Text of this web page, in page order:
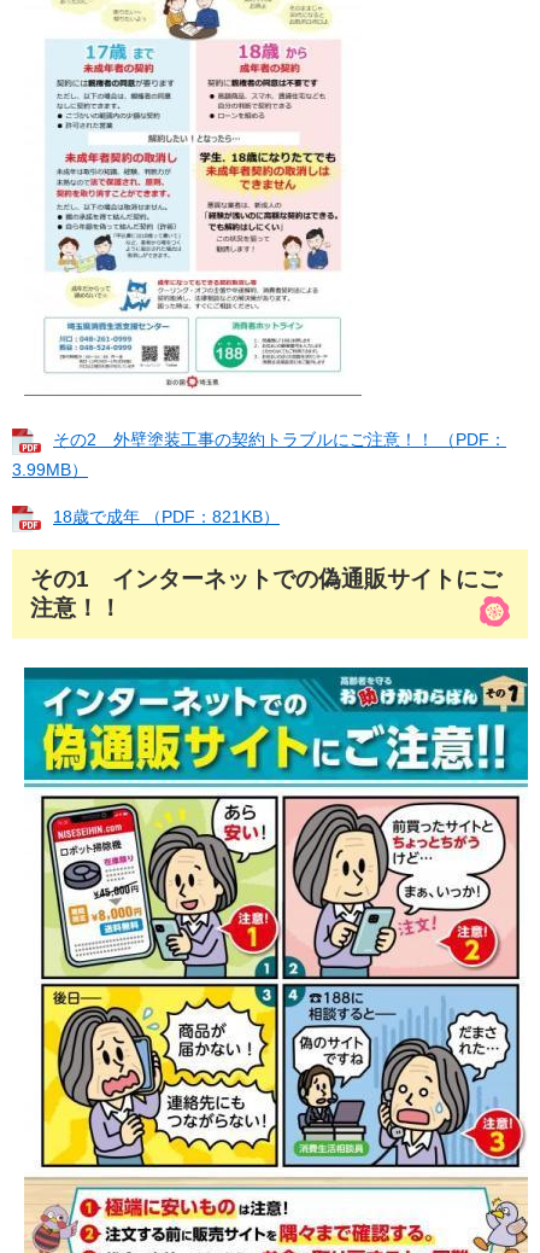
その2 外壁塗装工事の契約トラブルにご注意！！ （PDF：
3.99MB）
18歳で成年 （PDF：821KB）
その1 インターネットでの偽通販サイトにご
注意！！